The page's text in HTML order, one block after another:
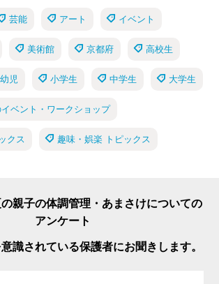
芸能 アート イベント
美術館 京都府 高校生
幼児 小学生 中学生 大学生
ベント・ワークショップ
クス 趣味・娯楽 トピックス
の親子の体調管理・あまさけについての
アンケート
識されている保護者にお聞きします。